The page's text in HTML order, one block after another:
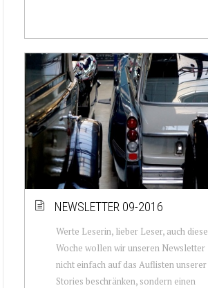
NEWSLETTER 09-2016
Werte Leserin, lieber Leser, auch diese
Woche wollen wir unseren Newsletter
nicht einfach auf das Auflisten unserer
Stories beschränken, sondern einen